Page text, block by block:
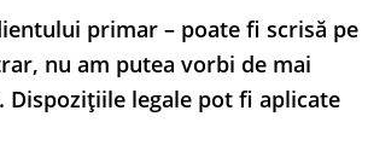
primar – poate fi scrisă pe
nu am putea vorbi de mai
legale pot fi aplicate